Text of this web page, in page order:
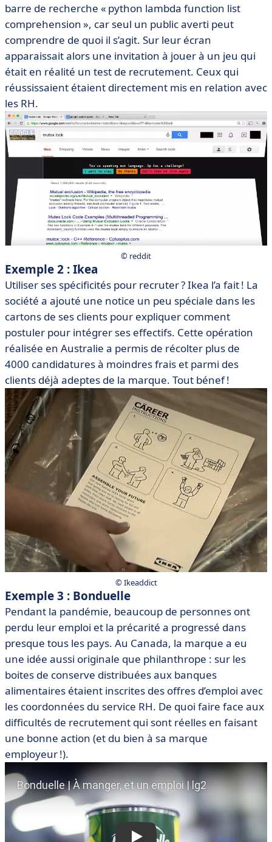
barre de recherche « python lambda function list
comprehension », car seul un public averti peut
comprendre de quoi il s’agit. Sur leur écran
apparaissait alors une invitation à jouer à un jeu qui
était en réalité un test de recrutement. Ceux qui
réussissaient étaient directement mis en relation avec
les RH.
© reddit
Exemple 2 : Ikea
Utiliser ses spécificités pour recruter ? Ikea l’a fait ! La
société a ajouté une notice un peu spéciale dans les
cartons de ses clients pour expliquer comment
postuler pour intégrer ses effectifs. Cette opération
réalisée en Australie a permis de récolter plus de
4000 candidatures à moindres frais et parmi des
clients déjà adeptes de la marque. Tout bénef !
© Ikeaddict
Exemple 3 : Bonduelle
Pendant la pandémie, beaucoup de personnes ont
perdu leur emploi et la précarité a progressé dans
presque tous les pays. Au Canada, la marque a eu
une idée aussi originale que philanthrope : sur les
boites de conserve distribuées aux banques
alimentaires étaient inscrites des offres d’emploi avec
les coordonnées du service RH. De quoi faire face aux
difficultés de recrutement qui sont réelles en faisant
une bonne action (et du bien à sa marque
employeur !).